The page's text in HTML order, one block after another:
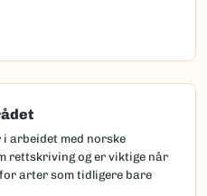
arbeidet med norske
rettskriving og er viktige når
arter som tidligere bare